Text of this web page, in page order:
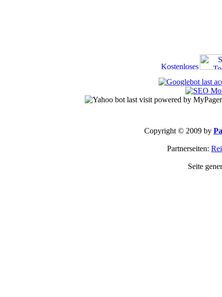
Copyright © 2009 by
Partnerseiten:
Seite